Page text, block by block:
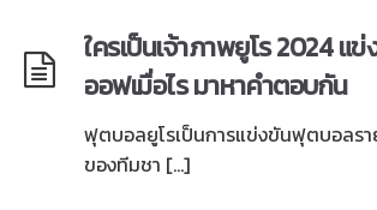
ใครเป็นเจ้าภาพยูโร 2024 แ
ออฟเมื่อไร มาหาคำตอบกัน
ฟุตบอลยูโรเป็นการแข่งขันฟุตบอลร
ของทีมชา […]